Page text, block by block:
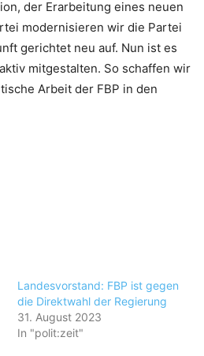
der Erarbeitung eines neuen
modernisieren wir die Partei
gerichtet neu auf. Nun ist es
mitgestalten. So schaffen wir
Arbeit der FBP in den
Landesvorstand: FBP ist gegen
die Direktwahl der Regierung
31. August 2023
In "polit:zeit"